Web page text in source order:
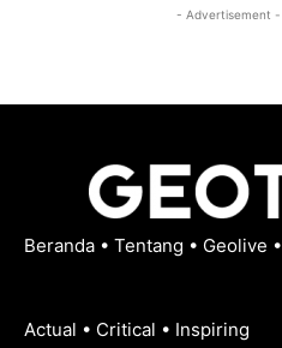
- Advertisement -
Beranda • Tentang • Geolive •
Actual • Critical • Inspiring